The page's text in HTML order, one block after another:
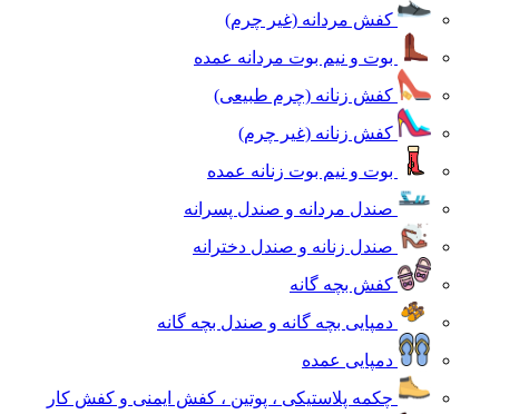
کفش مردانه (غیر چرم)
بوت و نیم بوت مردانه عمده
کفش زنانه (چرم طبیعی)
کفش زنانه (غیر چرم)
بوت و نیم بوت زنانه عمده
صندل مردانه و صندل پسرانه
صندل زنانه و صندل دخترانه
کفش بچه گانه
دمپایی بچه گانه و صندل بچه گانه
دمپایی عمده
چکمه پلاستیکی ، پوتین ، کفش ایمنی و کفش کار